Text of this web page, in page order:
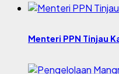
Menteri PPN Tinjau